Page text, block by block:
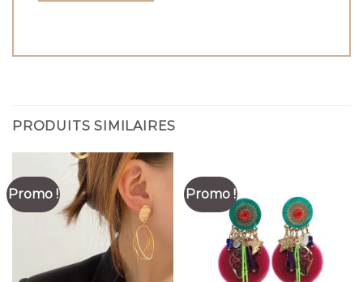
PRODUITS SIMILAIRES
Promo ! Promo !